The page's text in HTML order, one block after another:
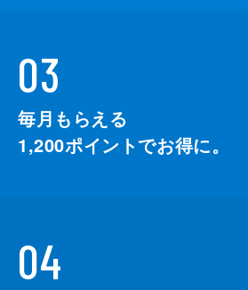
03
毎月もらえる
1,200ポイントでお得に。
04